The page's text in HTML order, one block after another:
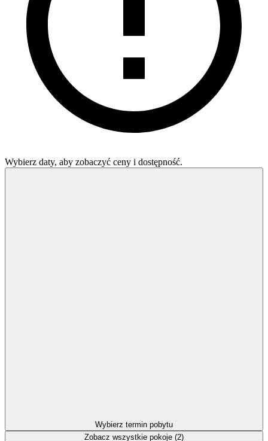
Wybierz daty, aby zobaczyć ceny i dostępność.
Wybierz termin pobytu
Zobacz wszystkie pokoje (2)